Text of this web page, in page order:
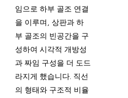
임으로 하부 골조 연결
을 이루며, 상판과 하
부 골조의 빈공간을 구
성하여 시각적 개방성
과 짜임 구성을 더 도드
라지게 했습니다. 직선
의 형태와 구조적 비율